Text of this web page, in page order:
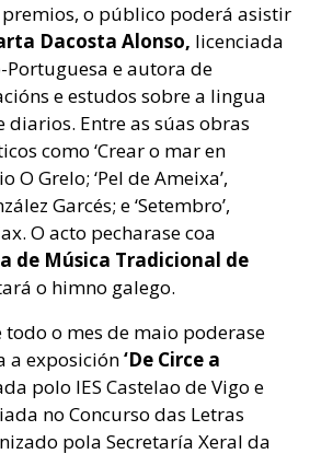
o público poderá asistir
Dacosta Alonso, licenciada
Portuguesa e autora de
e estudos sobre a lingua
diarios. Entre as súas obras
como ‘Crear o mar en
O Grelo; ‘Pel de Ameixa’,
Garcés; e ‘Setembro’,
O acto pecharase coa
de Música Tradicional de
o himno galego.
o mes de maio poderase
a exposición‘De Circe a
polo IES Castelao de Vigo e
no Concurso das Letras
pola Secretaría Xeral da